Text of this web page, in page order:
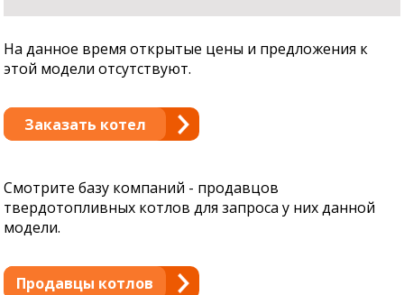
На данное время открытые цены и предложения к
этой модели отсутствуют.
Заказать котел
Смотрите базу компаний - продавцов
твердотопливных котлов для запроса у них данной
модели.
Продавцы котлов